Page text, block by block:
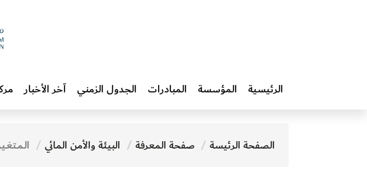
الرئيسية المؤسسة المبادرات‎ الجدول الزمني آخر الأخبار
الصفحة الرئيسة صفحة المعرفة البيئة والأمن المائي